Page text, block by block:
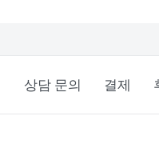
상담 문의 결제